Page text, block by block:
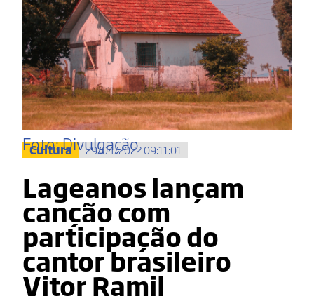
Foto: Divulgação
Cultura 29/04/2022 09:11:01
Lageanos lançam
canção com
participação do
cantor brasileiro
Vitor Ramil